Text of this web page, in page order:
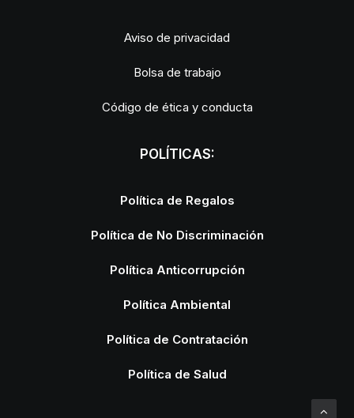
Aviso de privacidad
Bolsa de trabajo
Código de ética y conducta
POLÍTICAS:
Política de Regalos
Política de No Discriminación
Política Anticorrupción
Política Ambiental
Política de Contratación
Política de Salud